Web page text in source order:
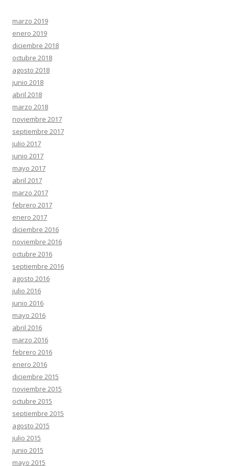
marzo 2019
enero 2019
diciembre 2018
octubre 2018
agosto 2018
junio 2018
abril 2018
marzo 2018
noviembre 2017
septiembre 2017
julio 2017
junio 2017
mayo 2017
abril 2017
marzo 2017
febrero 2017
enero 2017
diciembre 2016
noviembre 2016
octubre 2016
septiembre 2016
agosto 2016
julio 2016
junio 2016
mayo 2016
abril 2016
marzo 2016
febrero 2016
enero 2016
diciembre 2015
noviembre 2015
octubre 2015
septiembre 2015
agosto 2015
julio 2015
junio 2015
mayo 2015